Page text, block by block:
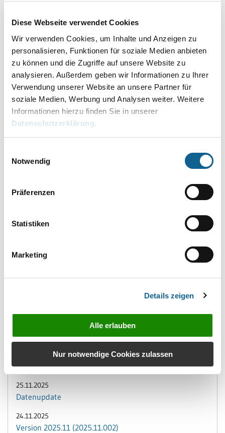
Diese Webseite verwendet Cookies
Wir verwenden Cookies, um Inhalte und Anzeigen zu
personalisieren, Funktionen für soziale Medien anbieten
zu können und die Zugriffe auf unsere Website zu
analysieren. Außerdem geben wir Informationen zu Ihrer
Verwendung unserer Website an unsere Partner für
soziale Medien, Werbung und Analysen weiter. Weitere
Informationen hierzu finden Sie in unserer
Datenschutzerklärung.
Impressum
Notwendig
Präferenzen
Statistiken
Marketing
Details zeigen
Alle erlauben
Nur notwendige Cookies zulassen
Version 2026.02 (2026.02.002)
05.02.2026
Version 2026.02 (2026.02.001)
29.01.2026
Version 2026.01 (2026.01.004)
28.01.2026
Version 2026.01 (2026.01.003)
19.01.2026
11.12.2025
Datenupdate
Version 2025.11 (2025.11.003)
25.11.2025
Datenupdate
24.11.2025
Version 2025.11 (2025.11.002)